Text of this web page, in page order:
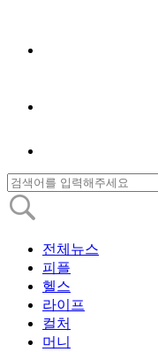
전체뉴스
피플
헬스
라이프
컬처
머니